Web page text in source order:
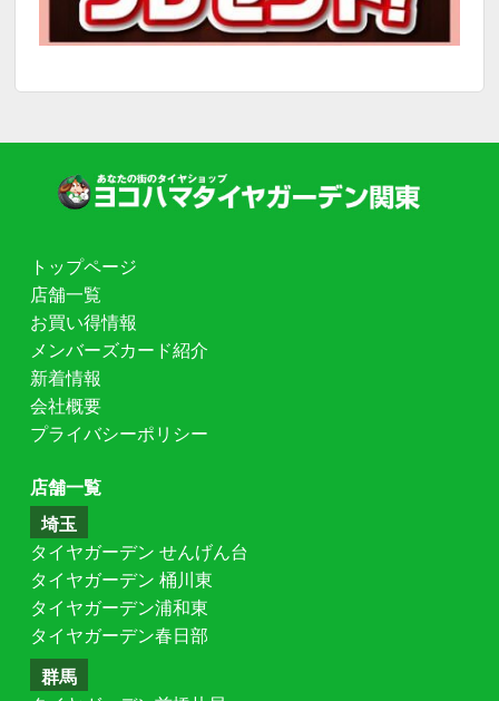
トップページ
店舗一覧
お買い得情報
メンバーズカード紹介
新着情報
会社概要
プライバシーポリシー
店舗一覧
埼玉
タイヤガーデン せんげん台
タイヤガーデン 桶川東
タイヤガーデン浦和東
タイヤガーデン春日部
群馬